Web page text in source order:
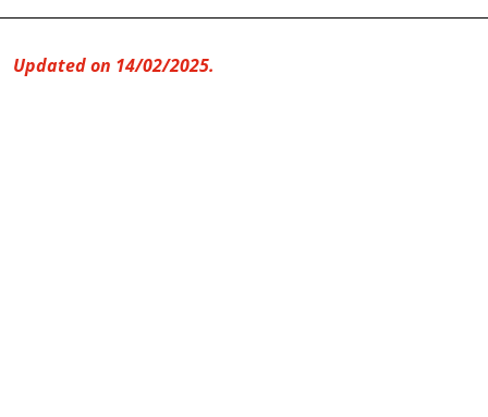
Updated on 14/02/2025.